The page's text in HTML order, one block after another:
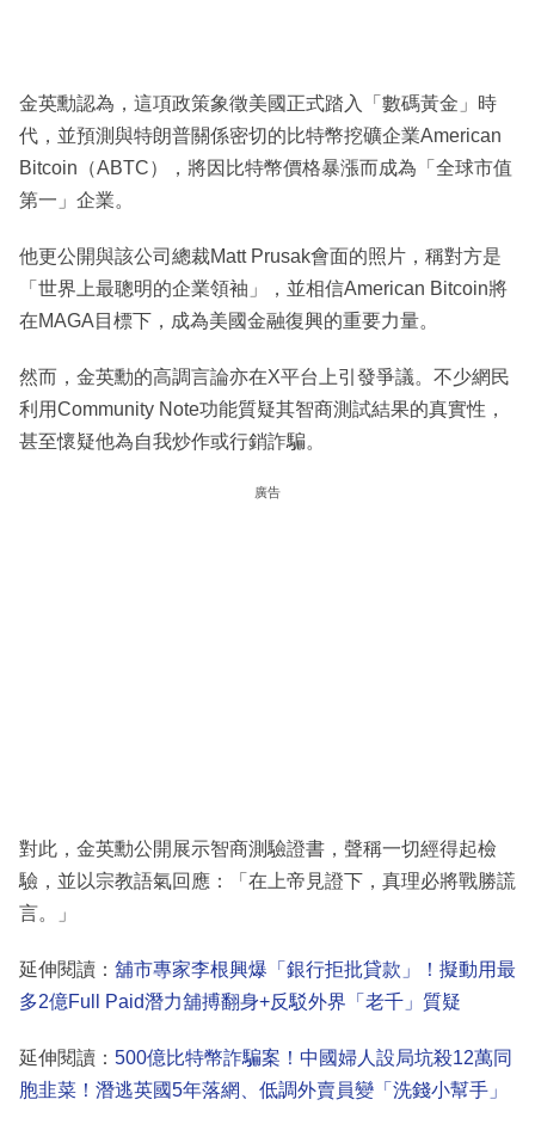
金英勳認為，這項政策象徵美國正式踏入「數碼黃金」時
代，並預測與特朗普關係密切的比特幣挖礦企業American
Bitcoin（ABTC），將因比特幣價格暴漲而成為「全球市值
第一」企業。
他更公開與該公司總裁Matt Prusak會面的照片，稱對方是
「世界上最聰明的企業領袖」，並相信American Bitcoin將
在MAGA目標下，成為美國金融復興的重要力量。
然而，金英勳的高調言論亦在X平台上引發爭議。不少網民
利用Community Note功能質疑其智商測試結果的真實性，
甚至懷疑他為自我炒作或行銷詐騙。
廣告
對此，金英勳公開展示智商測驗證書，聲稱一切經得起檢
驗，並以宗教語氣回應：「在上帝見證下，真理必將戰勝謊
言。」
延伸閱讀： 舖市專家李根興爆「銀行拒批貸款」！擬動用最
多2億Full Paid潛力舖搏翻身+反駁外界「老千」質疑
延伸閱讀： 500億比特幣詐騙案！中國婦人設局坑殺12萬同
胞韭菜！潛逃英國5年落網、低調外賣員變「洗錢小幫手」